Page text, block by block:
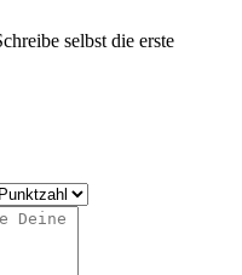
selbst die erste